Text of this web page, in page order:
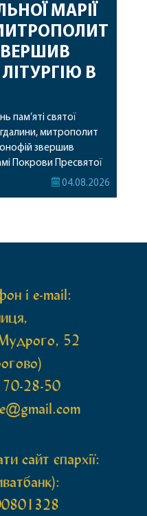
МАРІЇ
В
пам’яті святої
митрополит
звершив
Покрови Пресвятої
благочиння.
04.08.2026
і e-mail:
52
28-50
сайт єпархії: